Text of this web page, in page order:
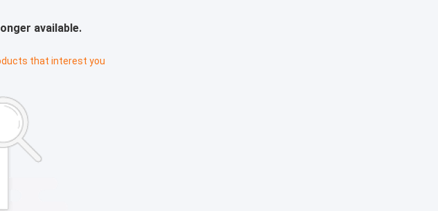
available.
that interest you